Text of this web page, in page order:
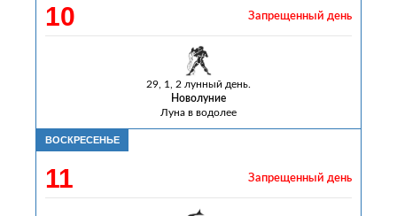
10 Запрещенный день
29, 1, 2 лунный день.
Новолуние
Луна в водолее
ВОСКРЕСЕНЬЕ
11 Запрещенный день